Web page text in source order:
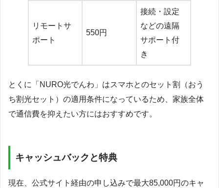
リモートサ
ポート
550円
接続・設定
などの遠隔
サポート付
き
とくに「NURO光でんわ」はスマホとのセット割（おう
ち割光セット）の適用条件になっているため、家族全体
で通信費を抑えたい方にはおすすめです。
キャッシュバックと特典
現在、公式サイト経由の申し込みで最大85,000円のキャ